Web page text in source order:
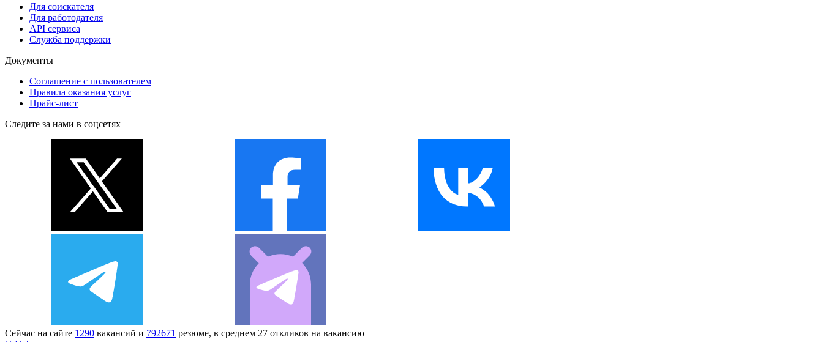
Для соискателя
Для работодателя
API сервиса
Служба поддержки
Документы
Соглашение с пользователем
Правила оказания услуг
Прайс-лист
Следите за нами в соцсетях
Сейчас на сайте 1290 вакансий и 792671 резюме, в среднем 27 откликов на вакансию